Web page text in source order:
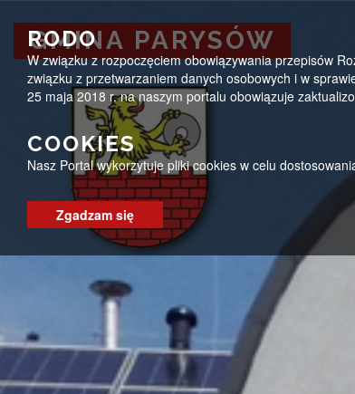
RODO
W związku z rozpoczęciem obowiązywania przepisów
związku z przetwarzaniem danych osobowych i w
25 maja 2018 r. na naszym portalu obowiązuje
COOKIES
Nasz Portal wykorzytuje pliki cookies w celu
Zgadzam się
GMINA PARYSÓW
GMINA PARYSÓW